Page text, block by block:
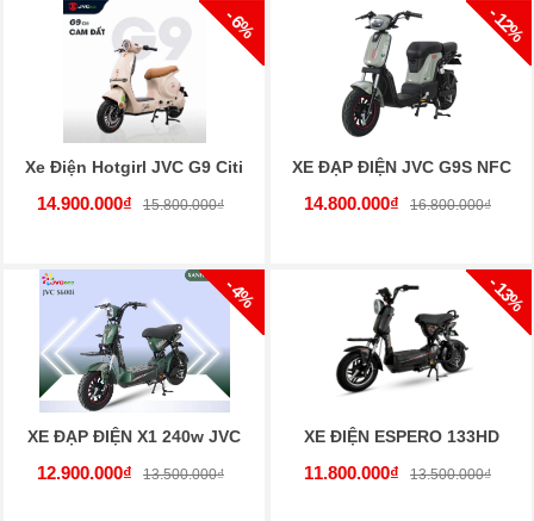
- 6%
Xe Điện Hotgirl JVC G9 Citi
14.900.000₫ 15.800.000₫
- 12%
XE ĐẠP ĐIỆN JVC G9S NFC
14.800.000₫ 16.800.000₫
- 4%
XE ĐẠP ĐIỆN X1 240w JVC
12.900.000₫ 13.500.000₫
- 13%
XE ĐIỆN ESPERO 133HD
11.800.000₫ 13.500.000₫